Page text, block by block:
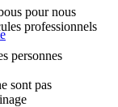
pour nous
professionnels
personnes
sont pas